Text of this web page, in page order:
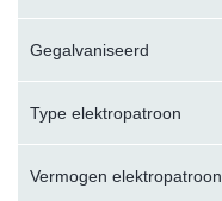
Gegalvaniseerd
Type elektropatroon
Vermogen elektropatroon